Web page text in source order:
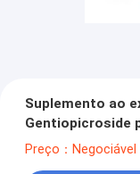
Suplemento ao
Gentiopicroside
Preço：Negociável